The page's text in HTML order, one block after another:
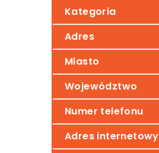
Kategoria
Adres
Miasto
Województwo
Numer telefonu
Adres internetowy